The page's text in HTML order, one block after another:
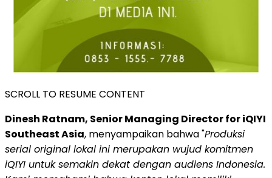
SCROLL TO RESUME CONTENT
Dinesh Ratnam, Senior Managing Director for iQIYI
Southeast Asia, menyampaikan bahwa "Produksi
serial original lokal ini merupakan wujud komitmen
iQIYI untuk semakin dekat dengan audiens Indonesia.